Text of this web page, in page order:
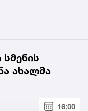
ახალმა
16:00